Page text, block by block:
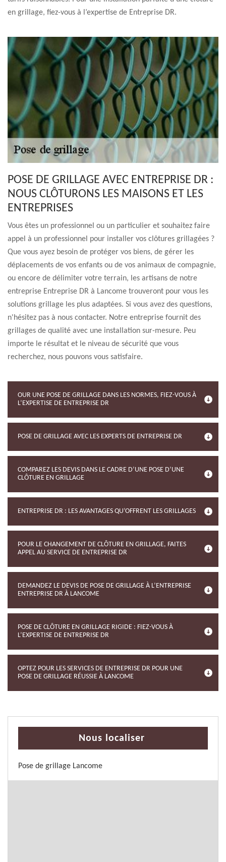
en grillage, fiez-vous à l’expertise de Entreprise DR.
POSE DE GRILLAGE AVEC ENTREPRISE DR :
NOUS CLÔTURONS LES MAISONS ET LES
ENTREPRISES
Vous êtes un professionnel ou un particulier et souhaitez faire
appel à un professionnel pour installer vos clôtures grillagées ?
Que vous ayez besoin de protéger vos biens, de gérer les
déplacements de vos enfants ou de vos animaux de compagnie,
ou encore de délimiter votre terrain, les artisans de notre
entreprise Entreprise DR à Lancome trouveront pour vous les
solutions grillage les plus adaptées. Si vous avez des questions,
n'hésitez pas à nous contacter. Notre entreprise fournit des
grillages de qualité avec une installation sur-mesure. Peu
importe le résultat et le niveau de sécurité que vous
recherchez, nous pouvons vous satisfaire.
OUR UNE POSE DE GRILLAGE DANS LES NORMES, FIEZ-VOUS À
L’EXPERTISE DE ENTREPRISE DR
POSE DE GRILLAGE AVEC LES EXPERTS DE ENTREPRISE DR
COMPAREZ LES DEVIS DANS LE CADRE D’UNE POSE D’UNE
CLÔTURE EN GRILLAGE
ENTREPRISE DR : LES AVANTAGES QU’OFFRENT LES GRILLAGES
POUR LE CHANGEMENT DE CLÔTURE EN GRILLAGE, FAITES
APPEL AU SERVICE DE ENTREPRISE DR
DEMANDEZ LE DEVIS DE POSE DE GRILLAGE À L’ENTREPRISE
ENTREPRISE DR À LANCOME
POSE DE CLÔTURE EN GRILLAGE RIGIDE : FIEZ-VOUS À
L’EXPERTISE DE ENTREPRISE DR
OPTEZ POUR LES SERVICES DE ENTREPRISE DR POUR UNE
POSE DE GRILLAGE RÉUSSIE À LANCOME
Nous localiser
Pose de grillage Lancome